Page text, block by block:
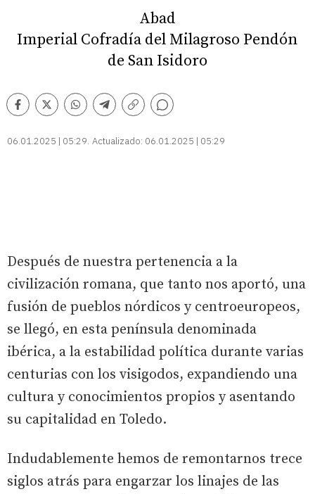
Abad
Imperial Cofradía del Milagroso Pendón
de San Isidoro
Facebook
TwitterWhatsappTelegram
Copiar
Comentarios
06.01.2025 | 05:29 Actualizado: 06.01.2025 | 05:29
Después de nuestra pertenencia a la
civilización romana, que tanto nos aportó, una
fusión de pueblos nórdicos y centroeuropeos,
se llegó, en esta península denominada
ibérica, a la estabilidad política durante varias
centurias con los visigodos, expandiendo una
cultura y conocimientos propios y asentando
su capitalidad en Toledo.
Indudablemente hemos de remontarnos trece
siglos atrás para engarzar los linajes de las